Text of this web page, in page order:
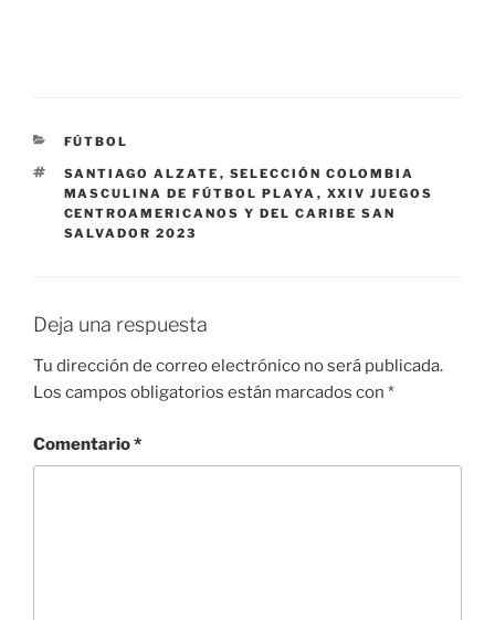
CATEGORÍAS
FÚTBOL
ETIQUETAS
SANTIAGO ALZATE , SELECCIÓN COLOMBIA
MASCULINA DE FÚTBOL PLAYA , XXIV JUEGOS
CENTROAMERICANOS Y DEL CARIBE SAN
SALVADOR 2023
Deja una respuesta
Tu dirección de correo electrónico no será publicada.
Los campos obligatorios están marcados con *
Comentario*